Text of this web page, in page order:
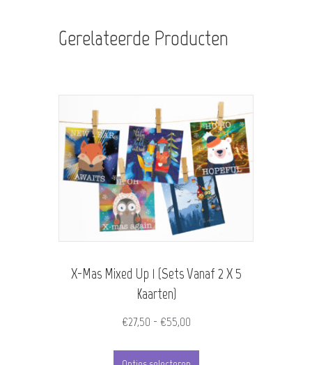
Gerelateerde Producten
X-Mas Mixed Up 1 (Sets Vanaf 2 X 5
Kaarten)
€27,50 - €55,00Prijsklasse:
Dit